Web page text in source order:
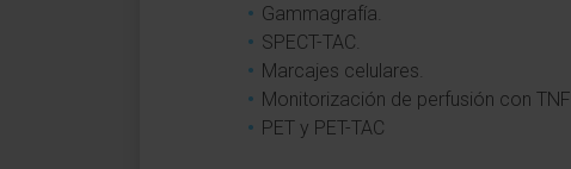
Gammagrafía.
SPECT-TAC.
Marcajes celulares.
Monitorización de perfusión con TNF
PET y PET-TAC